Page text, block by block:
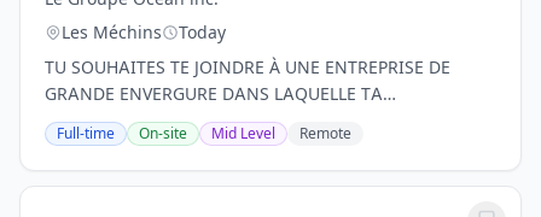
Les Méchins
Today
TU SOUHAITES TE JOINDRE À UNE ENTREPRISE DE
GRANDE ENVERGURE DANS LAQUELLE TA
CONTRIBUTION SERA RECONNUE? LIS LA SUITE, CETTE
OFFRE EST PARFAITE POUR TOI! Nous recherchons
activement un activement un...
Full-time On-site Mid Level Remote